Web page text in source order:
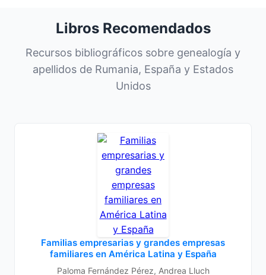
Libros Recomendados
Recursos bibliográficos sobre genealogía y
apellidos de Rumania, España y Estados
Unidos
Familias empresarias y grandes empresas
familiares en América Latina y España
Paloma Fernández Pérez, Andrea Lluch